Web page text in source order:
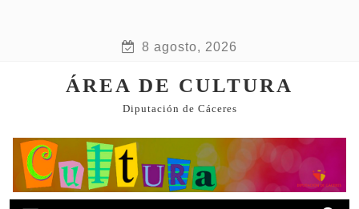
8 agosto, 2026
ÁREA DE CULTURA
Diputación de Cáceres